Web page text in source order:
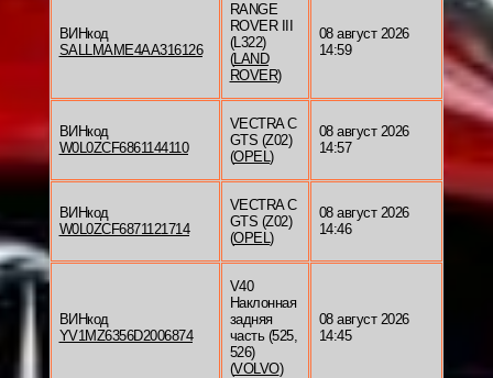
ВИНкод
SALLMAME4AA316126
RANGE
ROVER III
(L322)
(LAND
ROVER)
08 август 2026
14:59
ВИНкод
W0L0ZCF6861144110
VECTRA C
GTS (Z02)
(OPEL)
08 август 2026
14:57
ВИНкод
W0L0ZCF6871121714
VECTRA C
GTS (Z02)
(OPEL)
08 август 2026
14:46
ВИНкод
YV1MZ6356D2006874
V40
Наклонная
задняя
часть (525,
526)
(VOLVO)
08 август 2026
14:45